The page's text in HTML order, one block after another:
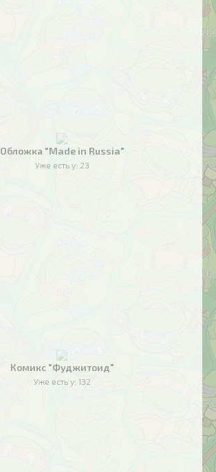
Обложка "Made in Russia"
Уже есть у: 23
Комикс "Фуджитоид"
Уже есть у: 132